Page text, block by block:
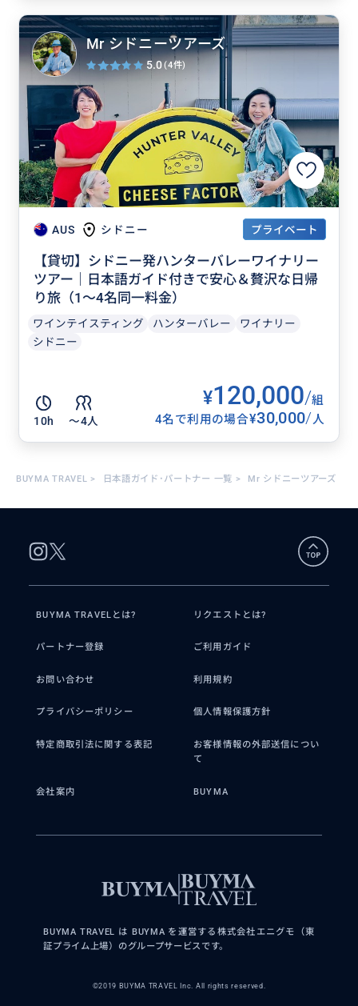
AUS シドニー プライベート
【貸切】シドニー発ハンターバレーワイナリー
ツアー｜日本語ガイド付きで安心＆贅沢な日帰
り旅（1〜4名同一料金）
ワインテイスティング ハンターバレー
ワイナリー
シドニー
10h 〜4人
¥120,000/組
4名で利用の場合¥30,000/人
Mr シドニーツアーズ
5.0(4件)
BUYMA TRAVEL > 日本語ガイド･パートナー 一覧 > Mr シドニーツアーズ
BUYMA TRAVELとは? リクエストとは?
パートナー登録 ご利用ガイド
お問い合わせ 利用規約
プライバシーポリシー 個人情報保護方針
特定商取引法に関する表記
お客様情報の外部送信につい
て
会社案内 BUYMA
BUYMA TRAVEL は BUYMA を運営する株式会社エニグモ（東
証プライム上場）のグループサービスです。
©2019 BUYMA TRAVEL Inc. All rights reserved.